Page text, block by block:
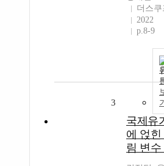
더스쿠
2022
p.8-9
3
국제유
에 얹힌
림 변수